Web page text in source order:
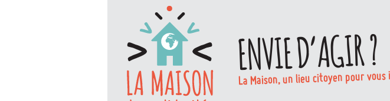
ENVIE D’AGIR ?
La Maison, un lieu citoyen pour